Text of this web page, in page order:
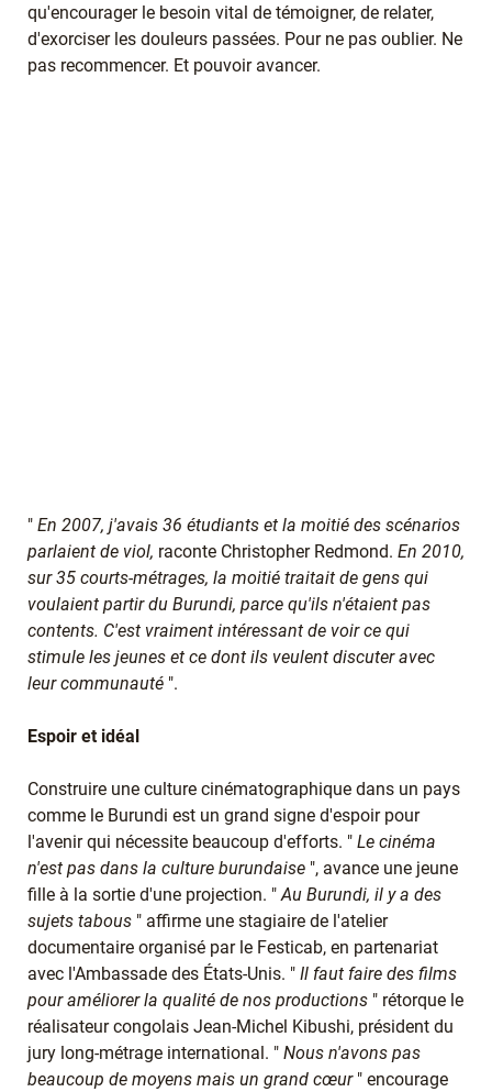
qu'encourager le besoin vital de témoigner, de relater,
d'exorciser les douleurs passées. Pour ne pas oublier. Ne
pas recommencer. Et pouvoir avancer.
" En 2007, j'avais 36 étudiants et la moitié des scénarios
parlaient de viol, raconte Christopher Redmond. En 2010,
sur 35 courts-métrages, la moitié traitait de gens qui
voulaient partir du Burundi, parce qu'ils n'étaient pas
contents. C'est vraiment intéressant de voir ce qui
stimule les jeunes et ce dont ils veulent discuter avec
leur communauté ".
Espoir et idéal
Construire une culture cinématographique dans un pays
comme le Burundi est un grand signe d'espoir pour
l'avenir qui nécessite beaucoup d'efforts. " Le cinéma
n'est pas dans la culture burundaise ", avance une jeune
fille à la sortie d'une projection. "Au Burundi, il y a des
sujets tabous " affirme une stagiaire de l'atelier
documentaire organisé par le Festicab, en partenariat
avec l'Ambassade des États-Unis. " Il faut faire des films
pour améliorer la qualité de nos productions " rétorque le
réalisateur congolais Jean-Michel Kibushi, président du
jury long-métrage international. " Nous n'avons pas
beaucoup de moyens mais un grand cœur" encourage